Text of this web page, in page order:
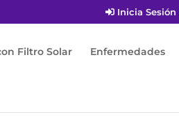
Inicia Sesión
Filtro Solar Enfermedades